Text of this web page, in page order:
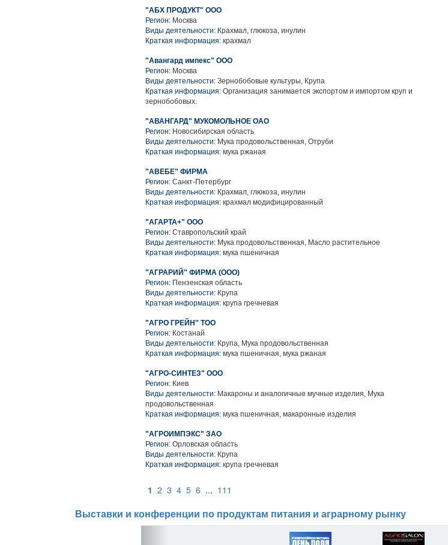
"АБХ ПРОДУКТ" ООО
Регион: Москва
Виды деятельности: Крахмал, глюкоза, инулин
Краткая информация: крахмал
"Авангард импекс" ООО
Регион: Москва
Виды деятельности: Зернобобовые культуры, Крупа
Краткая информация: Организация занимается экспортом и импортом круп и
зернобобовых.
"АВАНГАРД" МУКОМОЛЬНОЕ ОАО
Регион: Новосибирская область
Виды деятельности: Мука продовольственная, Отруби
Краткая информация: мука ржаная
"АВЕБЕ" ФИРМА
Регион: Санкт-Петербург
Виды деятельности: Крахмал, глюкоза, инулин
Краткая информация: крахмал модифицированный
"АГАРТА+" ООО
Регион: Ставропольский край
Виды деятельности: Мука продовольственная, Масло растительное
Краткая информация: мука пшеничная
"АГРАРИЙ" ФИРМА (ООО)
Регион: Пензенская область
Виды деятельности: Крупа
Краткая информация: крупа гречневая
"АГРО ГРЕЙН" ТОО
Регион: Костанай
Виды деятельности: Крупа, Мука продовольственная
Краткая информация: мука пшеничная, мука ржаная
"АГРО-СИНТЕЗ" ООО
Регион: Киев
Виды деятельности: Макароны и аналогичные мучные изделия, Мука
продовольственная
Краткая информация: мука пшеничная, макаронные изделия
"АГРОИМПЭКС" ЗАО
Регион: Орловская область
Виды деятельности: Крупа
Краткая информация: крупа гречневая
1 2 3 4 5 6 ... 111
Выставки и конференции по продуктам питания и аграрному рынку